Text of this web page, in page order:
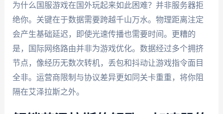
为什么国服游戏在国外玩起来如此困难？并非服务器拒
绝你。关键在于数据需要跨越千山万水。物理距离注定
会产生基础延迟，即使光速传播也需要时间。更糟的
是，国际网络路由并非为游戏优化。数据经过多个拥挤
节点，像经历无数次转机，丢包和抖动让游戏指令面目
全非。运营商限制与协议差异更如同关卡重重，将你阻
隔在艾泽拉斯之外。